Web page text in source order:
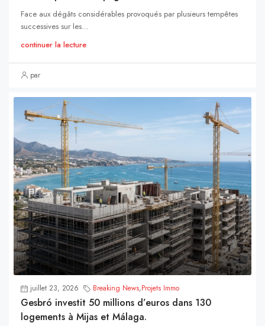
Face aux dégâts considérables provoqués par plusieurs tempêtes
successives sur les...
continuer la lecture
par
juillet 23, 2026 Breaking News,Projets Immo
Gesbró investit 50 millions d’euros dans 130
logements à Mijas et Málaga.